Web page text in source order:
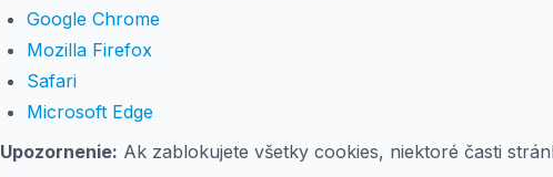
Google Chrome
Mozilla Firefox
Safari
Microsoft Edge
Upozornenie: Ak zablokujete všetky cookies, niektoré časti